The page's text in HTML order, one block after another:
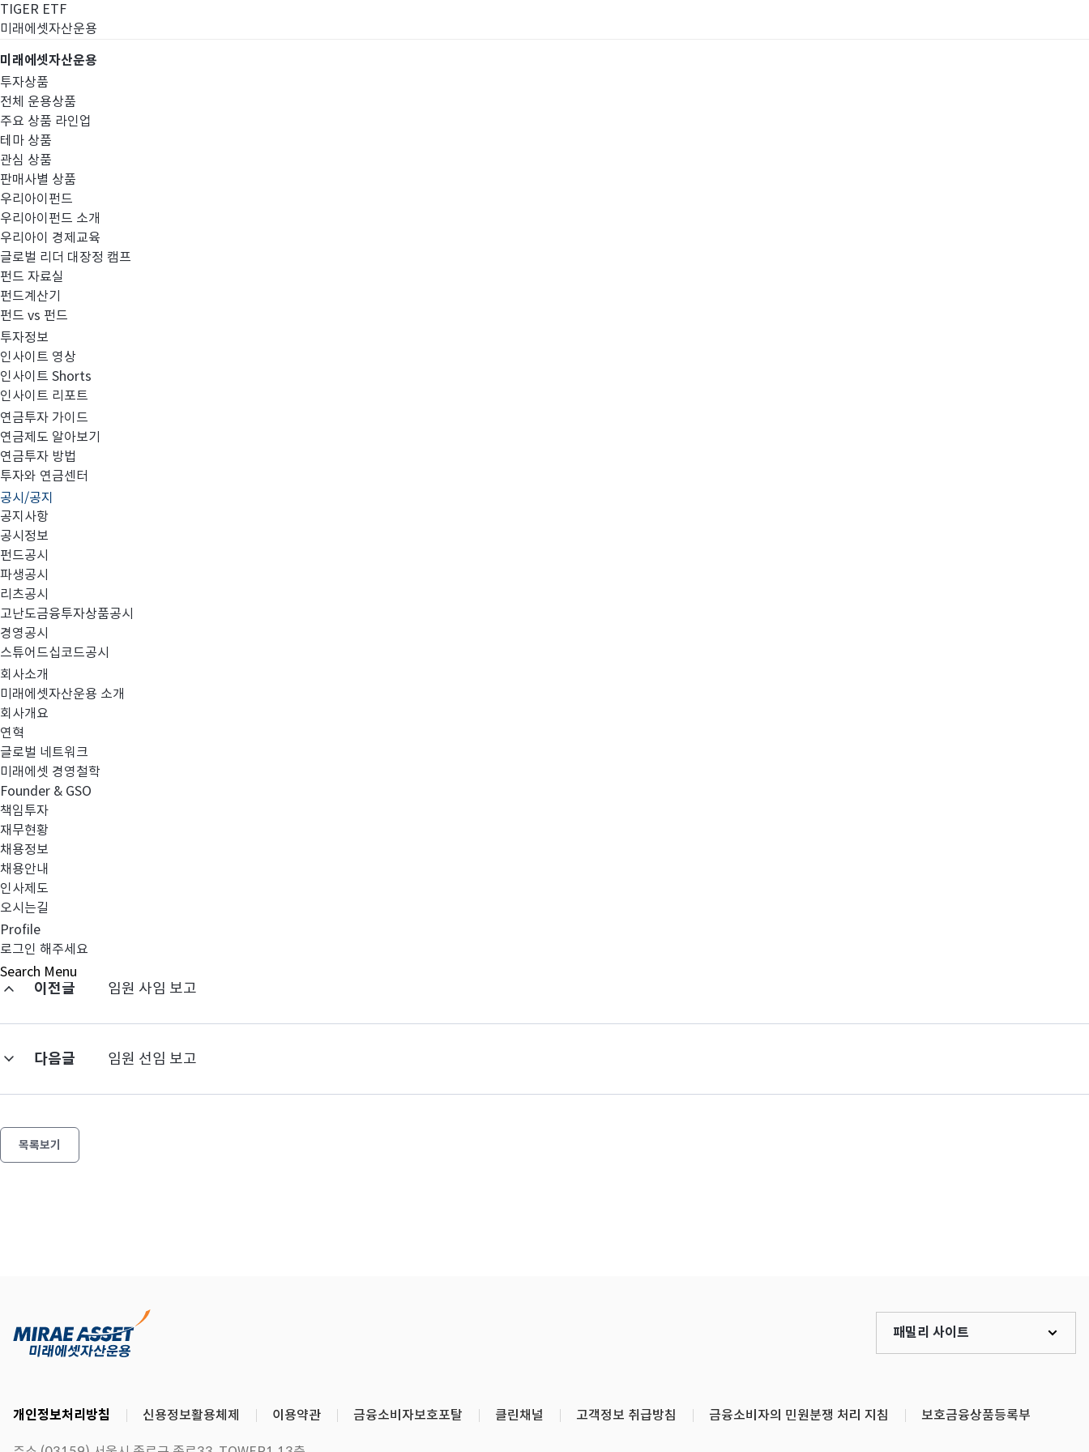
TIGER ETF
미래에셋자산운용
미래에셋자산운용
투자상품
전체 운용상품
주요 상품 라인업
테마 상품
관심 상품
판매사별 상품
우리아이펀드
우리아이펀드 소개
우리아이 경제교육
글로벌 리더 대장정 캠프
펀드 자료실
펀드계산기
펀드 vs 펀드
투자정보
인사이트 영상
인사이트 Shorts
인사이트 리포트
연금투자 가이드
연금제도 알아보기
연금투자 방법
투자와 연금센터
공시/공지
공지사항
공시정보
펀드공시
파생공시
리츠공시
고난도금융투자상품공시
경영공시
스튜어드십코드공시
회사소개
미래에셋자산운용 소개
회사개요
연혁
글로벌 네트워크
미래에셋 경영철학
Founder & GSO
책임투자
재무현황
채용정보
채용안내
인사제도
오시는길
Profile
로그인 해주세요
Search Menu
경영공시
투자자예탁금 이용료율 변경 안내
투자자 예탁금 이용료율 지급 기준을 아래와 같이 변경합니다.
■ 변경 전 : 1.428%
■ 변경 후 : 1.190%
■ 시행일 : 2019년 10월 25일(금)
이전글 임원 사임 보고
다음글 임원 선임 보고
목록보기
개인정보처리방침 신용정보활용체제 이용약관 금융소비자보호포탈 클린채널 고객정보 취급방침 금융소비자의 민원분쟁 처리 지침 보호금융상품등록부
패밀리 사이트